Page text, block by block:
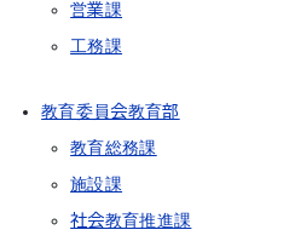
営業課
工務課
教育委員会教育部
教育総務課
施設課
社会教育推進課